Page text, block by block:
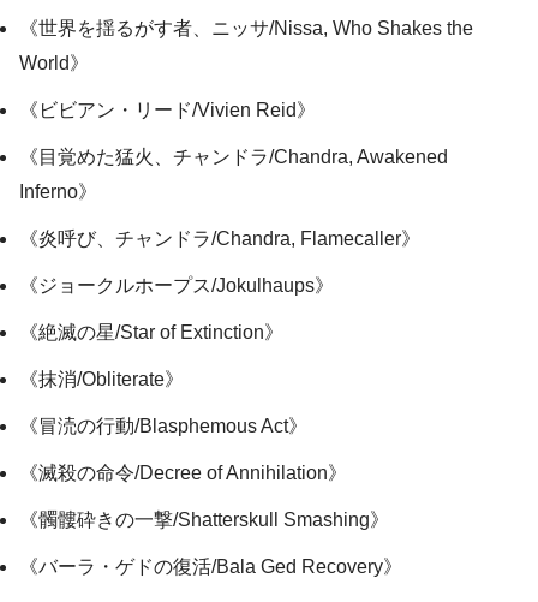
《世界を揺るがす者、ニッサ/Nissa, Who Shakes the
World》
《ビビアン・リード/Vivien Reid》
《目覚めた猛火、チャンドラ/Chandra, Awakened
Inferno》
《炎呼び、チャンドラ/Chandra, Flamecaller》
《ジョークルホープス/Jokulhaups》
《絶滅の星/Star of Extinction》
《抹消/Obliterate》
《冒涜の行動/Blasphemous Act》
《滅殺の命令/Decree of Annihilation》
《髑髏砕きの一撃/Shatterskull Smashing》
《バーラ・ゲドの復活/Bala Ged Recovery》